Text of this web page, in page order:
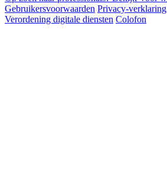
Gebruikersvoorwaarden Privacy-verklaring
Verordening digitale diensten Colofon